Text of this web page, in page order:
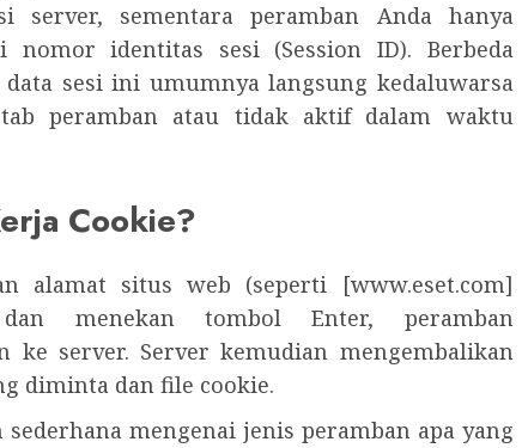
server, sementara peramban Anda hanya
nomor identitas sesi (Session ID). Berbeda
sesi ini umumnya langsung kedaluwarsa
peramban atau tidak aktif dalam waktu
Cookie?
alamat situs web (seperti [www.eset.com]
dan menekan tombol Enter, peramban
ke server. Server kemudian mengembalikan
diminta dan file cookie.
mengenai jenis peramban apa yang